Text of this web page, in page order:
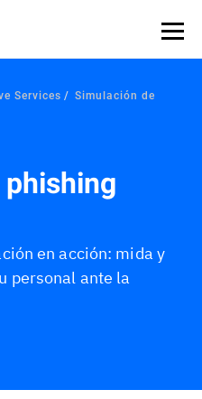
Services
Simulación de
en acción: mida y
personal ante la